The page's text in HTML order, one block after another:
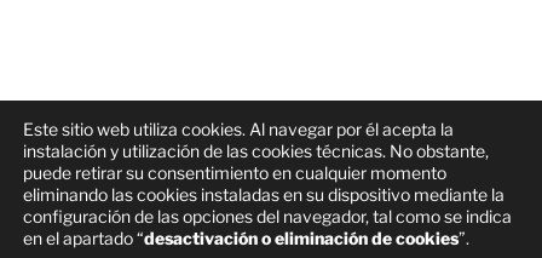
FacebookCorreo
electrónico
Linkedin
Aviso legal, Política de privacidad y Política de Cookies
Este sitio web utiliza cookies. Al navegar por él acepta la
instalación y utilización de las cookies técnicas. No obstante,
puede retirar su consentimiento en cualquier momento
eliminando las cookies instaladas en su dispositivo mediante la
configuración de las opciones del navegador, tal como se indica
en el apartado “desactivación o eliminación de cookies”.